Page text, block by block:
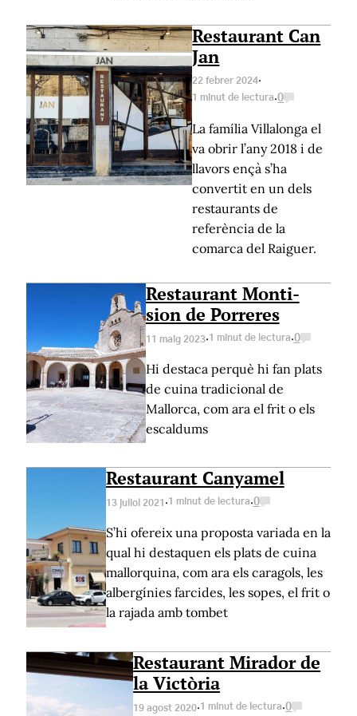
Restaurant Can
Jan
22 febrer 2024·
1 minut de lectura·0
La família Villalonga el
va obrir l’any 2018 i de
llavors ençà s’ha
convertit en un dels
restaurants de
referència de la
comarca del Raiguer.
Restaurant Monti-
sion de Porreres
11 maig 2023·1 minut de lectura·0
Hi destaca perquè hi fan plats
de cuina tradicional de
Mallorca, com ara el frit o els
escaldums
Restaurant Canyamel
13 juliol 2021 ·1 minut de lectura·0
S’hi ofereix una proposta variada en la
qual hi destaquen els plats de cuina
mallorquina, com ara els caragols, les
albergínies farcides, les sopes, el frit o
la rajada amb tombet
Restaurant Mirador de
la Victòria
19 agost 2020·1 minut de lectura·0